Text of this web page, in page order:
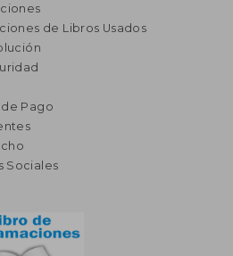
de Libros Usados
de Pago
Sociales